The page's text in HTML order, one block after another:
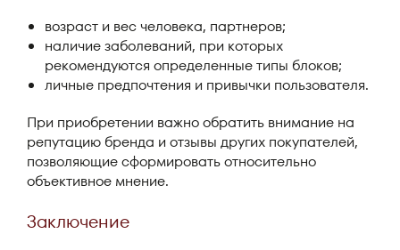
возраст и вес человека, партнеров;
наличие заболеваний, при которых
рекомендуются определенные типы блоков;
личные предпочтения и привычки пользователя.
При приобретении важно обратить внимание на
репутацию бренда и отзывы других покупателей,
позволяющие сформировать относительно
объективное мнение.
Заключение